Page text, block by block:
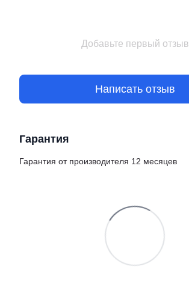
Добавьте первый отзыв
Написать отзыв
Гарантия
Гарантия от производителя 12 месяцев